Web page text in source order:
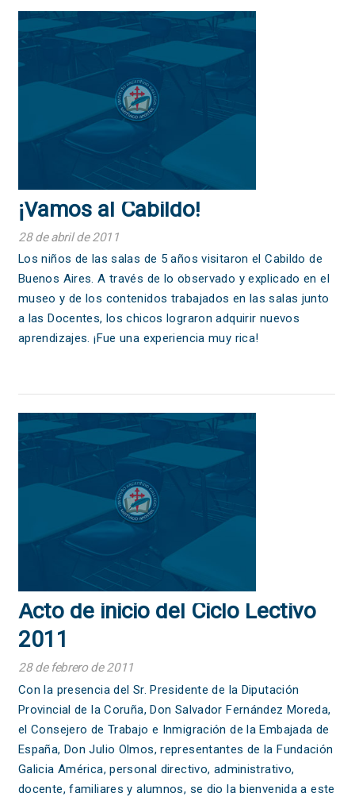
¡Vamos al Cabildo!
28 de abril de 2011
Los niños de las salas de 5 años visitaron el Cabildo de
Buenos Aires. A través de lo observado y explicado en el
museo y de los contenidos trabajados en las salas junto
a las Docentes, los chicos lograron adquirir nuevos
aprendizajes. ¡Fue una experiencia muy rica!
Acto de inicio del Ciclo Lectivo
2011
28 de febrero de 2011
Con la presencia del Sr. Presidente de la Diputación
Provincial de la Coruña, Don Salvador Fernández Moreda,
el Consejero de Trabajo e Inmigración de la Embajada de
España, Don Julio Olmos, representantes de la Fundación
Galicia América, personal directivo, administrativo,
docente, familiares y alumnos, se dio la bienvenida a este